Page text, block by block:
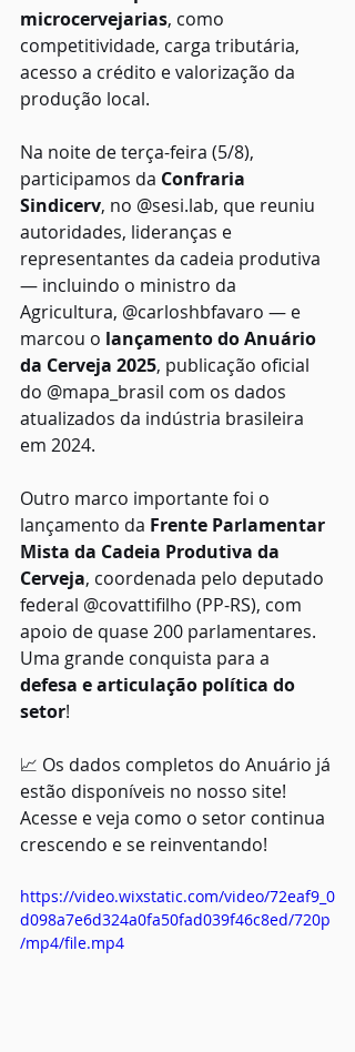
microcervejarias, como
competitividade, carga tributária,
acesso a crédito e valorização da
produção local.
Na noite de terça-feira (5/8),
participamos da Confraria
Sindicerv, no @sesi.lab, que reuniu
autoridades, lideranças e
representantes da cadeia produtiva
— incluindo o ministro da
Agricultura, @carloshbfavaro — e
marcou o lançamento do Anuário
da Cerveja 2025, publicação oficial
do @mapa_brasil com os dados
atualizados da indústria brasileira
em 2024.
Outro marco importante foi o
lançamento da Frente Parlamentar
Mista da Cadeia Produtiva da
Cerveja, coordenada pelo deputado
federal @covattifilho (PP-RS), com
apoio de quase 200 parlamentares.
Uma grande conquista para a
defesa e articulação política do
setor!
📈 Os dados completos do Anuário já
estão disponíveis no nosso site!
Acesse e veja como o setor continua
crescendo e se reinventando!
https://video.wixstatic.com/video/72eaf9_0
d098a7e6d324a0fa50fad039f46c8ed/720p
/mp4/file.mp4